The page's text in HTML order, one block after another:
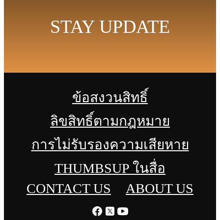
STAY UPDATE
ข้อสงวนสิทธิ์
ลิขสิทธิ์ตามกฎหมาย
การไม่รับรองความเสียหาย
THUMBSUP ในสื่อ
CONTACT US
ABOUT US